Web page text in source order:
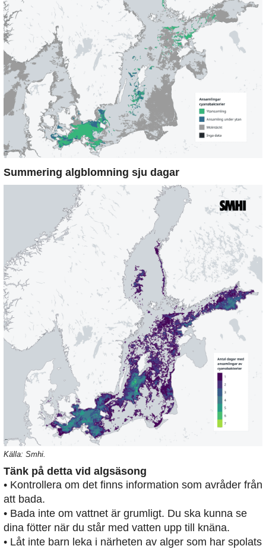
Summering algblomning sju dagar
Källa: Smhi.
Tänk på detta vid algsäsong
• Kontrollera om det finns information som avråder från
att bada.
• Bada inte om vattnet är grumligt. Du ska kunna se
dina fötter när du står med vatten upp till knäna.
• Låt inte barn leka i närheten av alger som har spolats